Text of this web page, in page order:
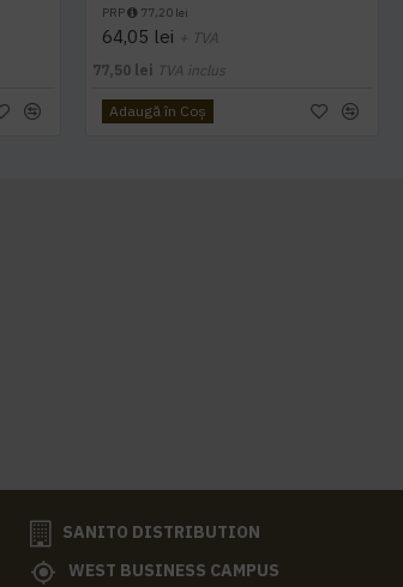
PRP 77,20 lei
64,05 lei + TVA
77,50 lei TVA inclus
Adaugă în Coş
SANITO DISTRIBUTION
WEST BUSINESS CAMPUS